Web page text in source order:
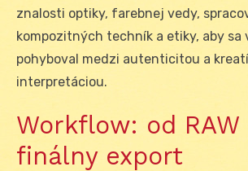
znalosti optiky, farebnej vedy,
kompozitných techník a etiky, aby sa
pohyboval medzi autenticitou a
interpretáciou.
Workflow: od
finálny export